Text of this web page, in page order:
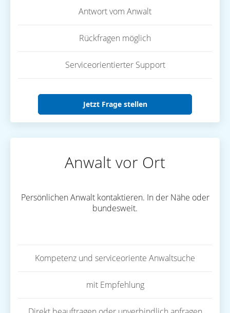
Antwort vom Anwalt
Rückfragen möglich
Serviceorientierter Support
Jetzt Frage stellen
Anwalt vor Ort
Persönlichen Anwalt kontaktieren. In der Nähe oder
bundesweit.
Kompetenz und serviceoriente Anwaltsuche
mit Empfehlung